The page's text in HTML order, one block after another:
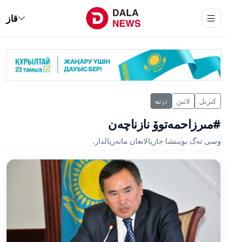
قاز
كىرىل لاتىن تٶتە
#مىرزاحمەتوۆ نازناچەن
وسى تەگ بويىنشا جاريالانعان ماتەريالدار.